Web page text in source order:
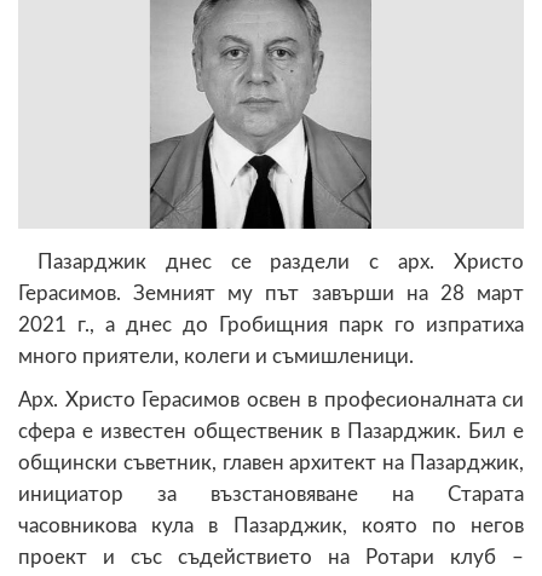
Пазарджик днес се раздели с арх. Христо
Герасимов. Земният му път завърши на 28 март
2021 г., а днес до Гробищния парк го изпратиха
много приятели, колеги и съмишленици.
Арх. Христо Герасимов освен в професионалната си
сфера е известен общественик в Пазарджик. Бил е
общински съветник, главен архитект на Пазарджик,
инициатор за възстановяване на Старата
часовникова кула в Пазарджик, която по негов
проект и със съдействието на Ротари клуб –